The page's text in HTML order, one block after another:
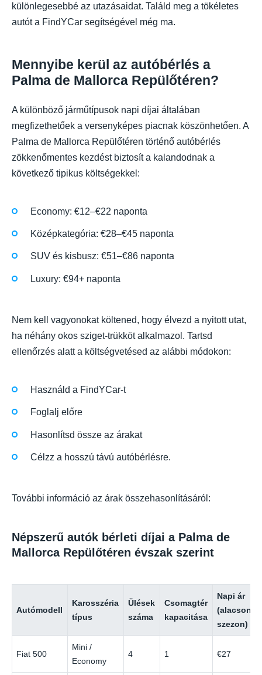
különlegesebbé az utazásaidat. Találd meg a tökéletes
autót a FindYCar segítségével még ma.
Mennyibe kerül az autóbérlés a
Palma de Mallorca Repülőtéren?
A különböző járműtípusok napi díjai általában
megfizethetőek a versenyképes piacnak köszönhetően. A
Palma de Mallorca Repülőtéren történő autóbérlés
zökkenőmentes kezdést biztosít a kalandodnak a
következő tipikus költségekkel:
Economy: €12–€22 naponta
Középkategória: €28–€45 naponta
SUV és kisbusz: €51–€86 naponta
Luxury: €94+ naponta
Nem kell vagyonokat költened, hogy élvezd a nyitott utat,
ha néhány okos sziget-trükköt alkalmazol. Tartsd
ellenőrzés alatt a költségvetésed az alábbi módokon:
Használd a FindYCar-t
Foglalj előre
Hasonlítsd össze az árakat
Célzz a hosszú távú autóbérlésre.
További információ az árak összehasonlításáról:
Népszerű autók bérleti díjai a Palma de
Mallorca Repülőtéren évszak szerint
Autómodell
Karosszéria
típus
Ülések
száma
Csomagtér
kapacitása
Napi ár
(alacsony
szezon)
Fiat 500
Mini /
Economy
4 1 €27